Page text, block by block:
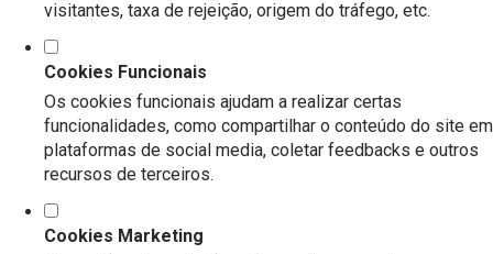
visitantes, taxa de rejeição, origem do tráfego, etc.
Cookies Funcionais
Os cookies funcionais ajudam a realizar certas
funcionalidades, como compartilhar o conteúdo do site em
plataformas de social media, coletar feedbacks e outros
recursos de terceiros.
Cookies Marketing